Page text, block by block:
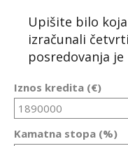
Upišite bilo
izračunali
posredovanja
Iznos kredita (€)
Kamatna stopa (%)